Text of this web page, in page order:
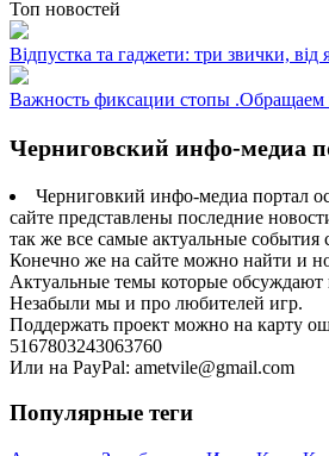
Топ новостей
Відпустка та гаджети: три звички, від
Важность фиксации стопы
Черниговский инфо-медиа
Черниговкий инфо-медиа портал
сайте представлены последние
так же все самые актуальные события
Конечно же на сайте можно найти и
Актуальные темы которые обсуждают
Незабыли мы и про любителей игр.
Поддержать проект можно на карту
5167803243063760
Или на PayPal: ametvile@gmail.com
Популярные теги